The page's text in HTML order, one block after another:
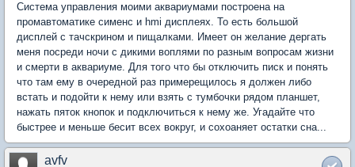
Система управления моими аквариумами построена на
промавтоматике сименс и hmi дисплеях. То есть большой
дисплей с тачскрином и пищалками. Имеет он желание дергать
меня посреди ночи с дикими воплями по разным вопросам жизни
и смерти в аквариуме. Для того что бы отключить писк и понять
что там ему в очередной раз примерещилось я должен либо
встать и подойти к нему или взять с тумбочки рядом планшет,
нажать пяток кнопок и подключиться к нему же. Угадайте что
быстрее и меньше бесит всех вокруг, и сохоаняет остатки сна...
avfv